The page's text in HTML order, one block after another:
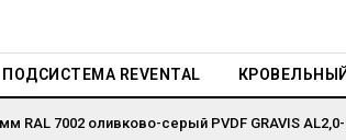
ПОДСИСТЕМА REVENTAL
7002 оливково-серый PVDF GRAVIS AL2,0-